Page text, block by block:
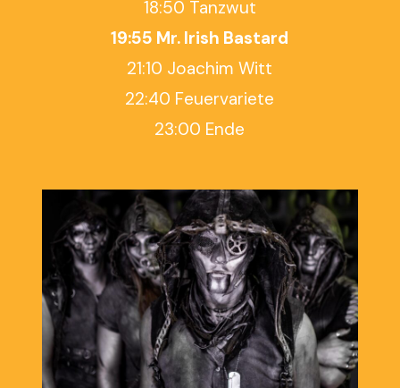
18:50 Tanzwut
19:55 Mr. Irish Bastard
21:10 Joachim Witt
22:40 Feuervariete
23:00 Ende